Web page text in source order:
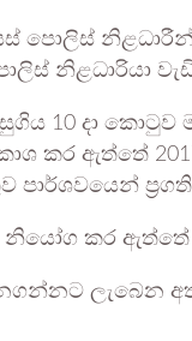
පොලිස්
නිළධාරියා
10 දා
කර ඇත්තේ
පාර්ශවයෙන්
නියෝග කර
ලැබෙන